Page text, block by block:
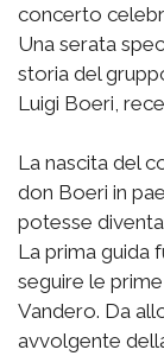
concerto
Una serata
storia del
Luigi Boeri,
La nascita del
don Boeri in
potesse
La prima guida
seguire le
Vandero. Da
avvolgente